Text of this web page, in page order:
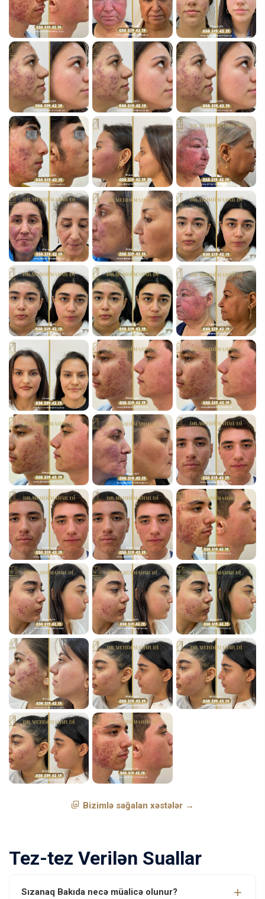
Bizimlə sağalan xəstələr →
Tez-tez Verilən Suallar
Sızanaq Bakıda necə müalicə olunur?